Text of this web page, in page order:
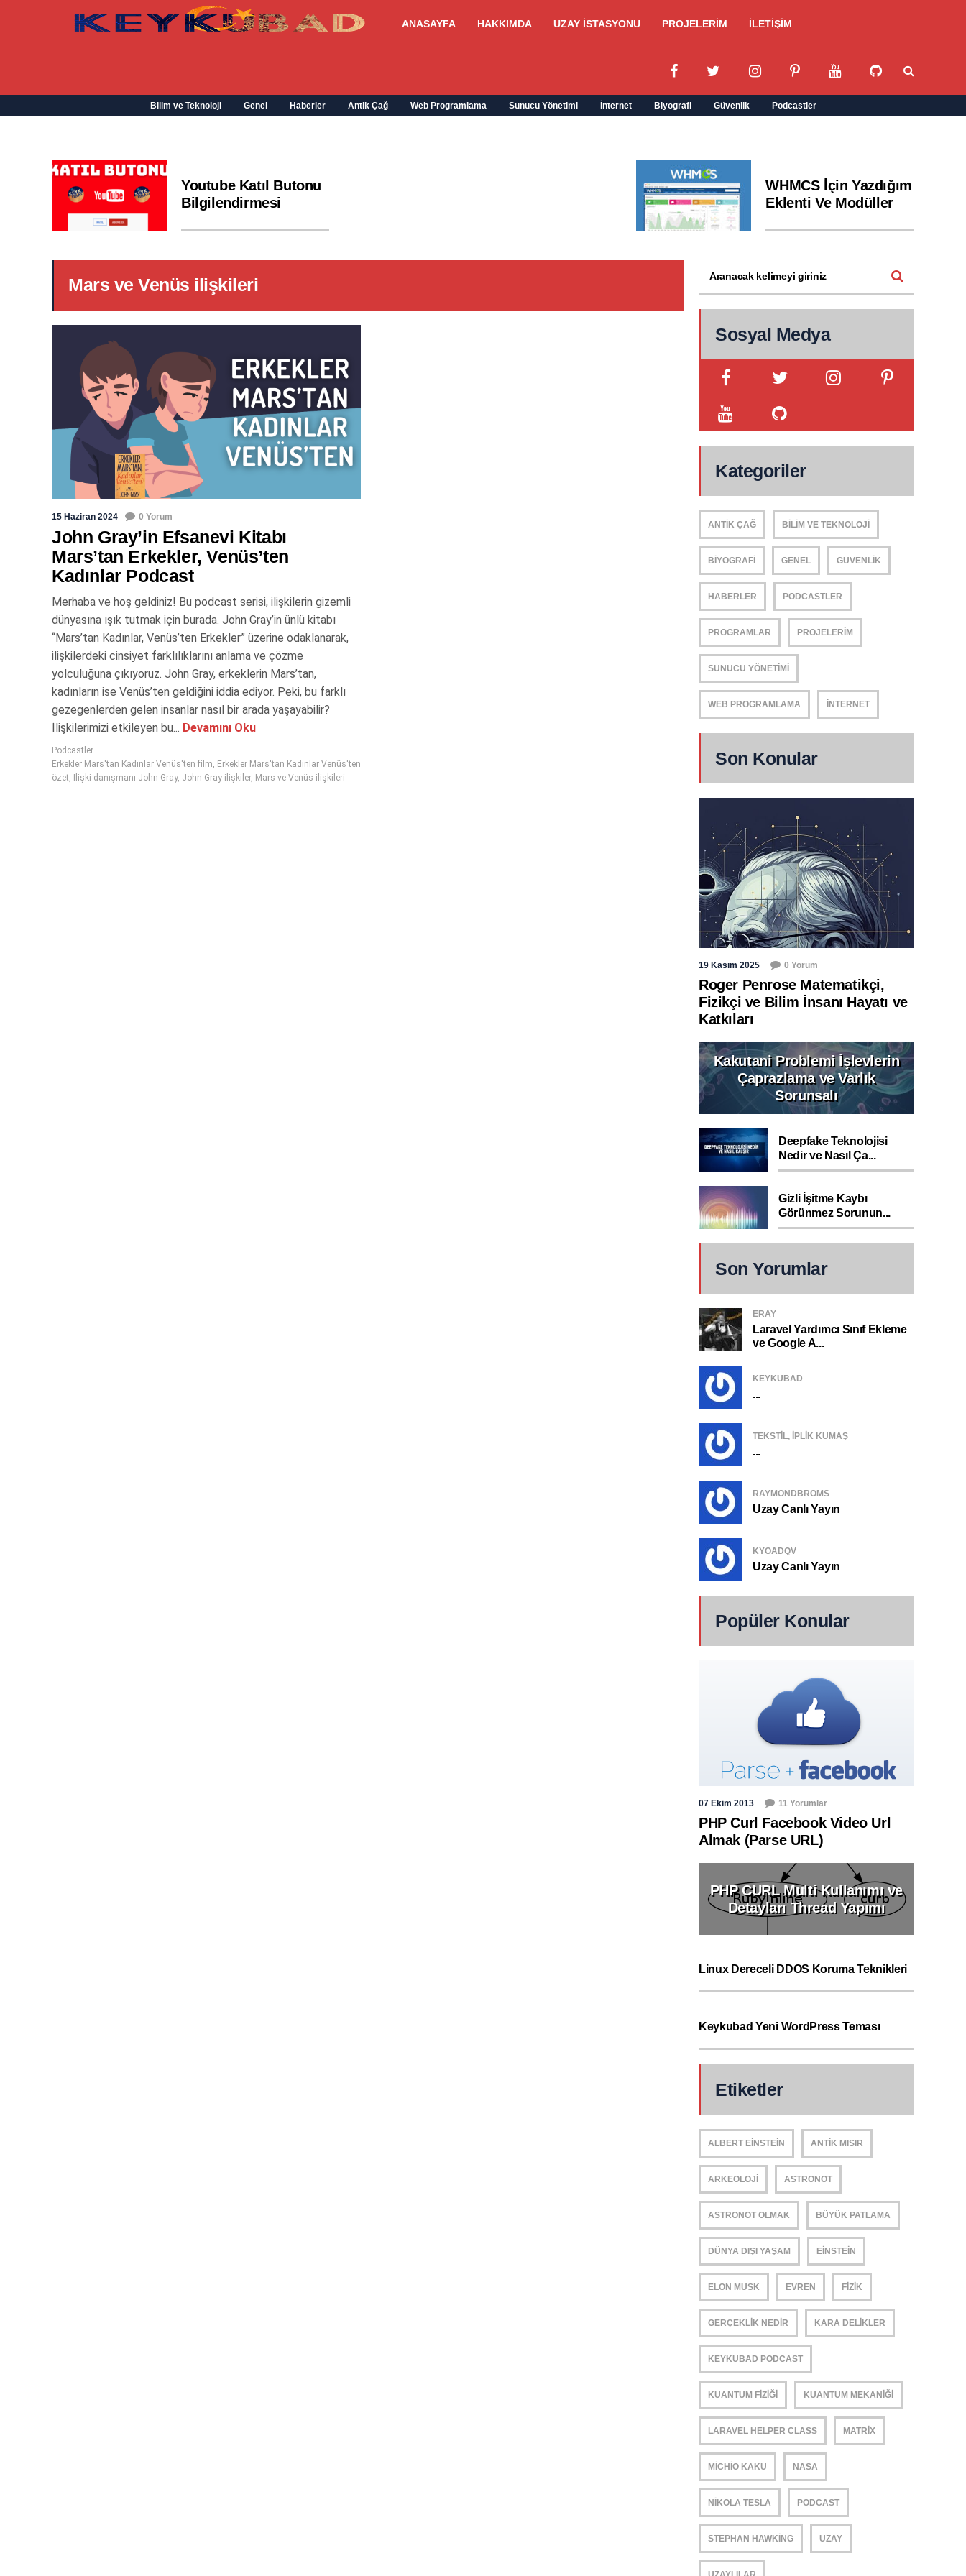
ANASAYFA HAKKIMDA UZAY İSTASYONU PROJELERİM İLETİŞİM
Bilim ve Teknoloji Genel Haberler Antik Çağ Web Programlama Sunucu Yönetimi İnternet Biyografi Güvenlik Podcastler
Youtube Katıl Butonu
Bilgilendirmesi
WHMCS İçin Yazdığım
Eklenti Ve Modüller
Mars ve Venüs ilişkileri
15 Haziran 2024 0 Yorum
John Gray’in Efsanevi Kitabı
Mars’tan Erkekler, Venüs’ten
Kadınlar Podcast
Merhaba ve hoş geldiniz! Bu podcast serisi, ilişkilerin gizemli
dünyasına ışık tutmak için burada. John Gray’in ünlü kitabı
“Mars’tan Kadınlar, Venüs’ten Erkekler” üzerine odaklanarak,
ilişkilerdeki cinsiyet farklılıklarını anlama ve çözme
yolculuğuna çıkıyoruz. John Gray, erkeklerin Mars’tan,
kadınların ise Venüs’ten geldiğini iddia ediyor. Peki, bu farklı
gezegenlerden gelen insanlar nasıl bir arada yaşayabilir?
İlişkilerimizi etkileyen bu... Devamını Oku
Podcastler
Erkekler Mars'tan Kadınlar Venüs'ten film, Erkekler Mars'tan Kadınlar Venüs'ten
özet, İlişki danışmanı John Gray, John Gray ilişkiler, Mars ve Venüs ilişkileri
Sosyal Medya
Kategoriler
ANTIK ÇAĞ BILIM VE TEKNOLOJI
BIYOGRAFI GENEL GÜVENLIK
HABERLER PODCASTLER
PROGRAMLAR PROJELERIM
SUNUCU YÖNETIMI
WEB PROGRAMLAMA İNTERNET
Son Konular
19 Kasım 2025 0 Yorum
Roger Penrose Matematikçi,
Fizikçi ve Bilim İnsanı Hayatı ve
Katkıları
Kakutani Problemi İşlevlerin
Çaprazlama ve Varlık
Sorunsalı
Deepfake Teknolojisi
Nedir ve Nasıl Ça...
Gizli İşitme Kaybı
Görünmez Sorunun...
Son Yorumlar
ERAY
Laravel Yardımcı Sınıf Ekleme
ve Google A...
KEYKUBAD
...
TEKSTIL, IPLIK KUMAŞ
...
RAYMONDBROMS
Uzay Canlı Yayın
KYOADQV
Uzay Canlı Yayın
Popüler Konular
07 Ekim 2013 11 Yorumlar
PHP Curl Facebook Video Url
Almak (Parse URL)
PHP CURL Multi Kullanımı ve
Detayları Thread Yapımı
Linux Dereceli DDOS Koruma Teknikleri
Keykubad Yeni WordPress Teması
Etiketler
ALBERT EINSTEIN ANTIK MISIR
ARKEOLOJI ASTRONOT
ASTRONOT OLMAK BÜYÜK PATLAMA
DÜNYA DIŞI YAŞAM EINSTEIN
ELON MUSK EVREN FIZIK
GERÇEKLIK NEDIR KARA DELIKLER
KEYKUBAD PODCAST
KUANTUM FIZIĞI KUANTUM MEKANIĞI
LARAVEL HELPER CLASS MATRIX
MICHIO KAKU NASA
NIKOLA TESLA PODCAST
STEPHAN HAWKING UZAY